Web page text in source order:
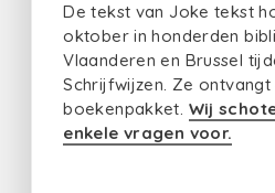
De tekst van Joke tekst
oktober in honderden
Vlaanderen en Brussel
Schrijfwijzen. Ze
boekenpakket. Wij
enkele vragen voor.